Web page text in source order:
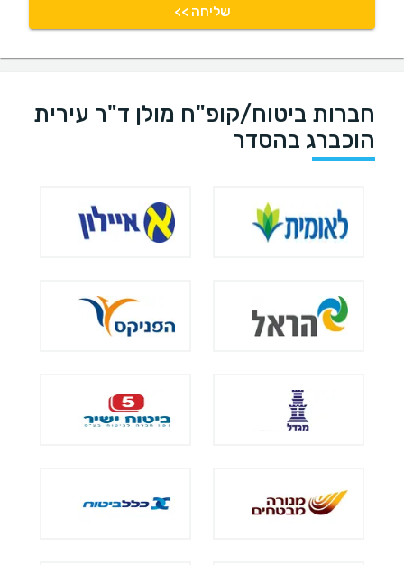
שליחה >>
חברות ביטוח/קופ"ח מולן ד"ר עירית
הוכברג בהסדר